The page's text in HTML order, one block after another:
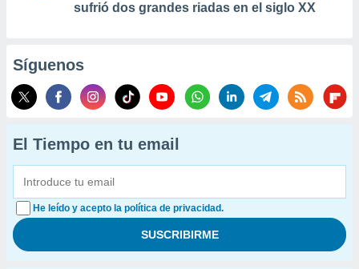
sufrió dos grandes riadas en el siglo XX
Síguenos
El Tiempo en tu email
He leído y acepto la política de privacidad.